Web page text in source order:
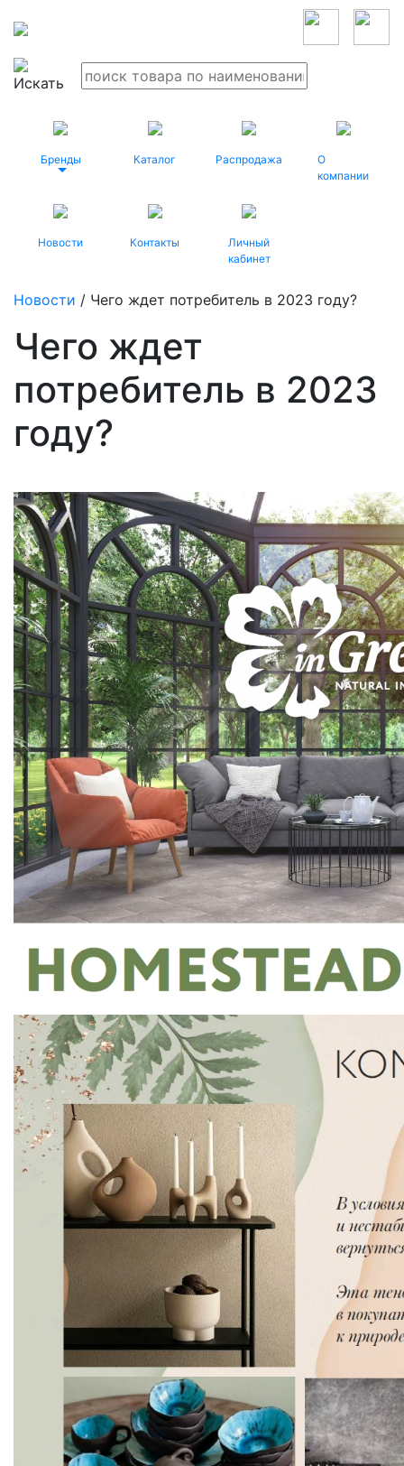
Бренды Каталог Распродажа
О
компании
Новости Контакты
Личный
кабинет
Новости / Чего ждет потребитель в 2023 году?
Чего ждет
потребитель в 2023
году?